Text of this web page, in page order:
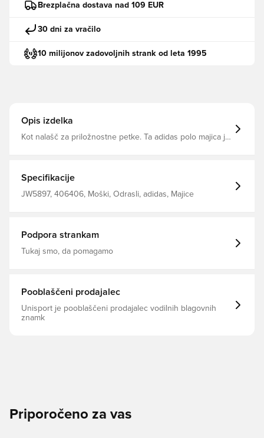
Brezplačna dostava nad 109 EUR
30 dni za vračilo
10 milijonov zadovoljnih strank od leta 1995
Opis izdelka
Kot nalašč za priložnostne petke. Ta adidas polo majica je
rokavih mu dajejo sproščen videz, ki se odlično ujema s
chinosi ali kavbojkami. Ohlapno prileganje Polokravel !
100 bombaž
Specifikacije
JW5897, 406406, Moški, Odrasli, adidas, Majice
Podpora strankam
Tukaj smo, da pomagamo
Pooblaščeni prodajalec
Unisport je pooblaščeni prodajalec vodilnih blagovnih
znamk
Priporočeno za vas